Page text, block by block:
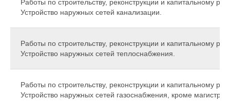
Работы по строительству, реконструкции и капитальному
Устройство наружных сетей канализации.
Работы по строительству, реконструкции и капитальному
Устройство наружных сетей теплоснабжения.
Работы по строительству, реконструкции и капитальному
Устройство наружных сетей газоснабжения, кроме